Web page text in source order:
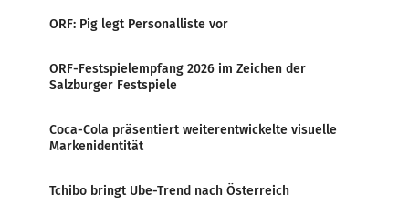
ORF: Pig legt Personalliste vor
ORF-Festspielempfang 2026 im Zeichen der
Salzburger Festspiele
Coca-Cola präsentiert weiterentwickelte visuelle
Markenidentität
Tchibo bringt Ube-Trend nach Österreich